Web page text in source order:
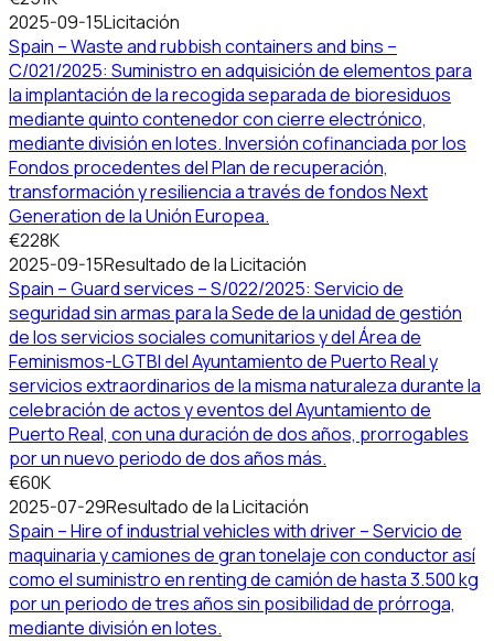
2025-09-15Licitación
Spain – Waste and rubbish containers and bins –
C/021/2025: Suministro en adquisición de elementos para
la implantación de la recogida separada de bioresiduos
mediante quinto contenedor con cierre electrónico,
mediante división en lotes. Inversión cofinanciada por los
Fondos procedentes del Plan de recuperación,
transformación y resiliencia a través de fondos Next
Generation de la Unión Europea.
€228K
2025-09-15Resultado de la Licitación
Spain – Guard services – S/022/2025: Servicio de
seguridad sin armas para la Sede de la unidad de gestión
de los servicios sociales comunitarios y del Área de
Feminismos-LGTBI del Ayuntamiento de Puerto Real y
servicios extraordinarios de la misma naturaleza durante la
celebración de actos y eventos del Ayuntamiento de
Puerto Real, con una duración de dos años, prorrogables
por un nuevo periodo de dos años más.
€60K
2025-07-29Resultado de la Licitación
Spain – Hire of industrial vehicles with driver – Servicio de
maquinaria y camiones de gran tonelaje con conductor así
como el suministro en renting de camión de hasta 3.500 kg
por un periodo de tres años sin posibilidad de prórroga,
mediante división en lotes.